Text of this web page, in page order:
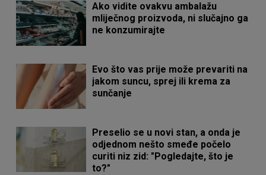
Ako vidite ovakvu ambalažu
mliječnog proizvoda, ni slučajno ga
ne konzumirajte
Evo što vas prije može prevariti na
jakom suncu, sprej ili krema za
sunčanje
Preselio se u novi stan, a onda je
odjednom nešto smeđe počelo
curiti niz zid: "Pogledajte, što je
to?"